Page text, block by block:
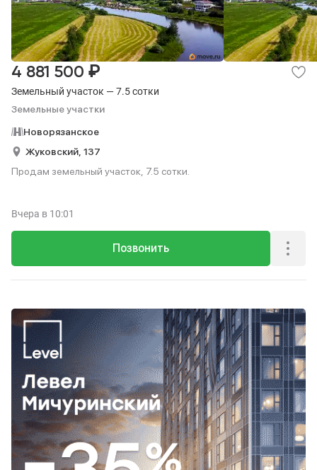
Земельный участок — 7.5 сотки
Земельные участки
4 881 500 ₽
Новорязанское
Жуковский, 137
Продам земельный участок, 7.5 сотки.
Позвонить
Вчера в 10:01